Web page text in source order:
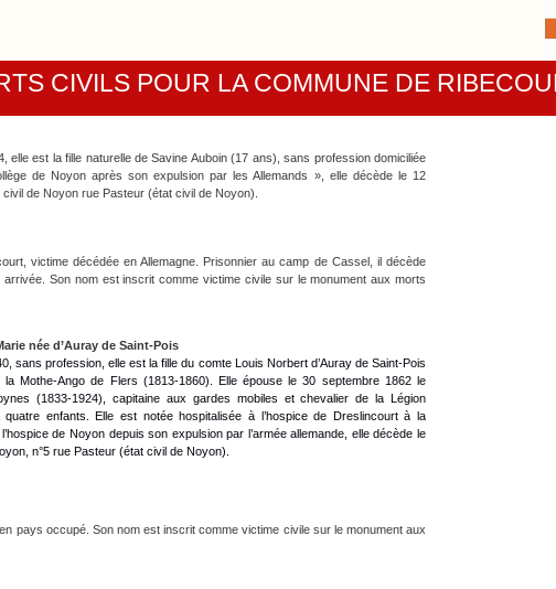
MOTTE
CIVILS POUR LA COMMUNE DE
elle est la fille naturelle de Savine Auboin (17 ans), sans profession domiciliée
de Noyon après son expulsion par les Allemands », elle décède le 12
de Noyon rue Pasteur (état civil de Noyon).
victime décédée en Allemagne. Prisonnier au camp de Cassel, il décède
Son nom est inscrit comme victime civile sur le monument aux morts
née d’Auray de Saint-Pois
sans profession, elle est la fille du comte Louis Norbert d’Auray de Saint-Pois
la Mothe-Ango de Flers (1813-1860). Elle épouse le 30 septembre 1862 le
(1833-1924), capitaine aux gardes mobiles et chevalier de la Légion
quatre enfants. Elle est notée hospitalisée à l’hospice de Dreslincourt à la
de Noyon depuis son expulsion par l’armée allemande, elle décède le
n°5 rue Pasteur (état civil de Noyon).
pays occupé. Son nom est inscrit comme victime civile sur le monument aux